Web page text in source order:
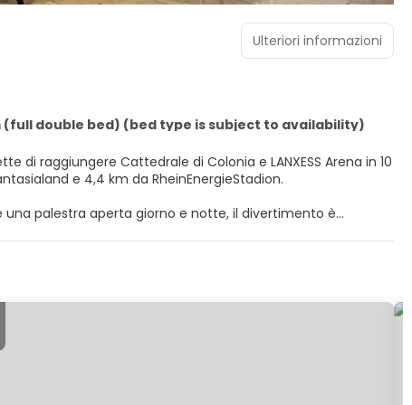
(full double bed) (bed type is subject to availability)
di raggiungere Cattedrale di Colonia e LANXESS Arena in 10
Phantasialand e 4,4 km da RheinEnergieStadion.
palestra aperta giorno e notte, il divertimento è
TV. Riposati su un comodo letto con materasso Select
wireless e via cavo, ti consente di restare in contatto con
di svago. Il bagno in camera è dotato di set di cortesia
Ulteriori informazioni